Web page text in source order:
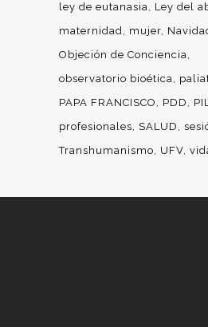
ley de eutanasia
Ley del
maternidad
mujer
Objeción de Conciencia
observatorio bioética
PAPA FRANCISCO
PDD
profesionales
SALUD
Transhumanismo
UFV